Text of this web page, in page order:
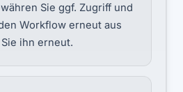
Sie ggf. Zugriff und
Workflow erneut aus
ihn erneut.